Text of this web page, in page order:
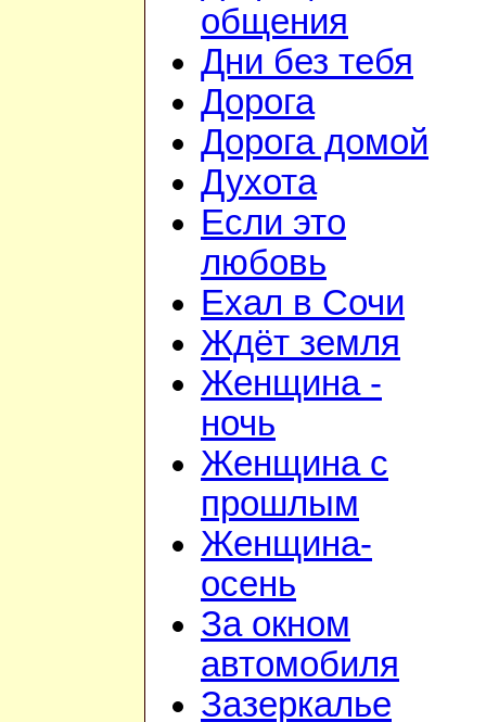
общения
Дни без тебя
Дорога
Дорога домой
Духота
Если это
любовь
Ехал в Сочи
Ждёт земля
Женщина -
ночь
Женщина с
прошлым
Женщина-
осень
За окном
автомобиля
Зазеркалье